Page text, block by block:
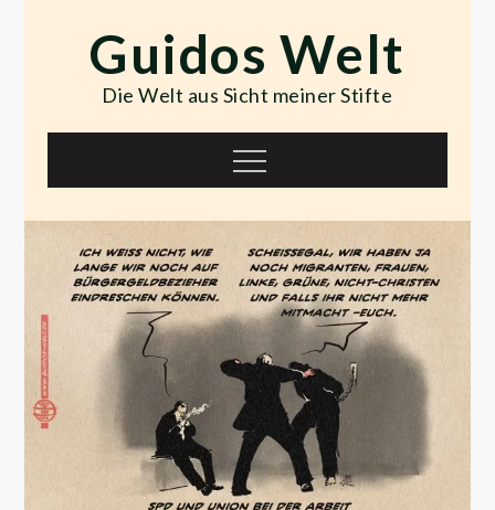
contentGuidos Welt
Die Welt aus Sicht meiner Stifte
Menu